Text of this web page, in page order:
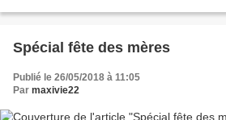
Spécial fête des mères
Publié le 26/05/2018 à 11:05
Par maxivie22